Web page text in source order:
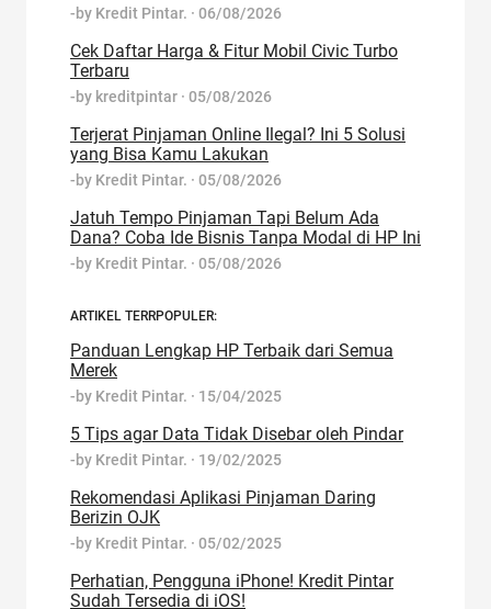
-by Kredit Pintar. · 06/08/2026
Cek Daftar Harga & Fitur Mobil Civic Turbo
Terbaru
-by kreditpintar · 05/08/2026
Terjerat Pinjaman Online Ilegal? Ini 5 Solusi
yang Bisa Kamu Lakukan
-by Kredit Pintar. · 05/08/2026
Jatuh Tempo Pinjaman Tapi Belum Ada
Dana? Coba Ide Bisnis Tanpa Modal di HP Ini
-by Kredit Pintar. · 05/08/2026
ARTIKEL TERRPOPULER:
Panduan Lengkap HP Terbaik dari Semua
Merek
-by Kredit Pintar. · 15/04/2025
5 Tips agar Data Tidak Disebar oleh Pindar
-by Kredit Pintar. · 19/02/2025
Rekomendasi Aplikasi Pinjaman Daring
Berizin OJK
-by Kredit Pintar. · 05/02/2025
Perhatian, Pengguna iPhone! Kredit Pintar
Sudah Tersedia di iOS!